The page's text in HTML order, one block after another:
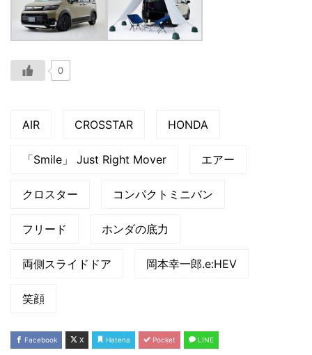
0
AIR CROSSTAR HONDA
「Smile」 Just Right Mover エアー
クロスター コンパクトミニバン
フリード ホンダの底力
両側スライドドア 岡本幸一郎.e:HEV
笑顔
Facebook X Hatena Pocket LINE